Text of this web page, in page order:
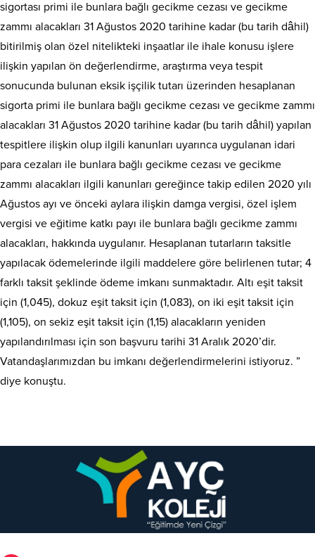
sigortası primi ile bunlara bağlı gecikme cezası ve gecikme
zammı alacakları 31 Ağustos 2020 tarihine kadar (bu tarih dâhil)
bitirilmiş olan özel nitelikteki inşaatlar ile ihale konusu işlere
ilişkin yapılan ön değerlendirme, araştırma veya tespit
sonucunda bulunan eksik işçilik tutarı üzerinden hesaplanan
sigorta primi ile bunlara bağlı gecikme cezası ve gecikme zammı
alacakları 31 Ağustos 2020 tarihine kadar (bu tarih dâhil) yapılan
tespitlere ilişkin olup ilgili kanunları uyarınca uygulanan idari
para cezaları ile bunlara bağlı gecikme cezası ve gecikme
zammı alacakları ilgili kanunları gereğince takip edilen 2020 yılı
Ağustos ayı ve önceki aylara ilişkin damga vergisi, özel işlem
vergisi ve eğitime katkı payı ile bunlara bağlı gecikme zammı
alacakları, hakkında uygulanır. Hesaplanan tutarların taksitle
yapılacak ödemelerinde ilgili maddelere göre belirlenen tutar; 4
farklı taksit şeklinde ödeme imkanı sunmaktadır. Altı eşit taksit
için (1,045), dokuz eşit taksit için (1,083), on iki eşit taksit için
(1,105), on sekiz eşit taksit için (1,15) alacakların yeniden
yapılandırılması için son başvuru tarihi 31 Aralık 2020’dir.
Vatandaşlarımızdan bu imkanı değerlendirmelerini istiyoruz. ”
diye konuştu.